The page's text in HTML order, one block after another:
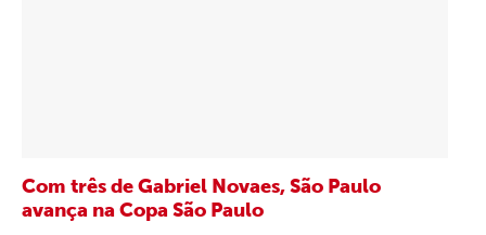
Com três de Gabriel Novaes, São Paulo
avança na Copa São Paulo